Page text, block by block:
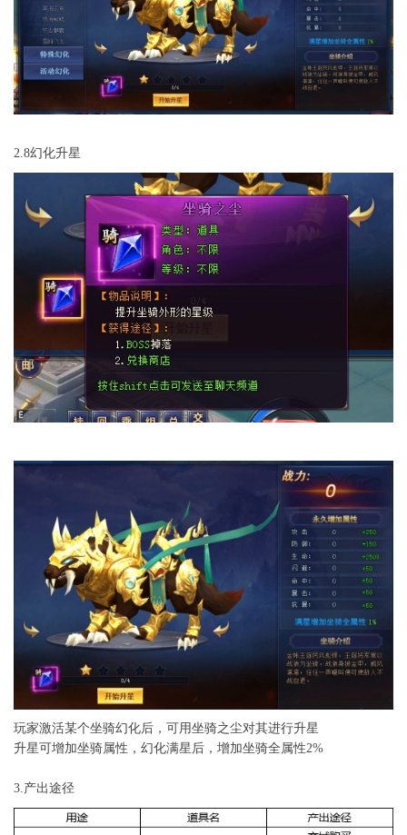
2.8幻化升星
玩家激活某个坐骑幻化后，可用坐骑之尘对其进行升星
升星可增加坐骑属性，幻化满星后，增加坐骑全属性2%
3.产出途径